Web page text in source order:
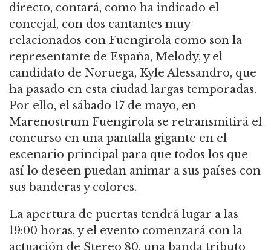
directo, contará, como ha indicado el
concejal, con dos cantantes muy
relacionados con Fuengirola como son la
representante de España, Melody, y el
candidato de Noruega, Kyle Alessandro, que
ha pasado en esta ciudad largas temporadas.
Por ello, el sábado 17 de mayo, en
Marenostrum Fuengirola se retransmitirá el
concurso en una pantalla gigante en el
escenario principal para que todos los que
así lo deseen puedan animar a sus países con
sus banderas y colores.
La apertura de puertas tendrá lugar a las
19:00 horas, y el evento comenzará con la
actuación de Stereo 80, una banda tributo